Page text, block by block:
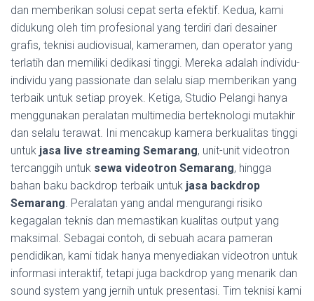
dan memberikan solusi cepat serta efektif. Kedua, kami
didukung oleh tim profesional yang terdiri dari desainer
grafis, teknisi audiovisual, kameramen, dan operator yang
terlatih dan memiliki dedikasi tinggi. Mereka adalah individu-
individu yang passionate dan selalu siap memberikan yang
terbaik untuk setiap proyek. Ketiga, Studio Pelangi hanya
menggunakan peralatan multimedia berteknologi mutakhir
dan selalu terawat. Ini mencakup kamera berkualitas tinggi
untuk jasa live streaming Semarang, unit-unit videotron
tercanggih untuk sewa videotron Semarang, hingga
bahan baku backdrop terbaik untuk jasa backdrop
Semarang. Peralatan yang andal mengurangi risiko
kegagalan teknis dan memastikan kualitas output yang
maksimal. Sebagai contoh, di sebuah acara pameran
pendidikan, kami tidak hanya menyediakan videotron untuk
informasi interaktif, tetapi juga backdrop yang menarik dan
sound system yang jernih untuk presentasi. Tim teknisi kami